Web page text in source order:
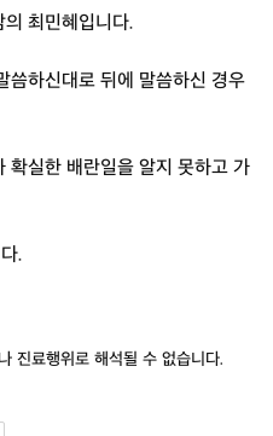
최민혜입니다.
씀하신대로 뒤에 말씀하신 경우
확실한 배란일을 알지 못하고 가
.
진료행위로 해석될 수 없습니다.